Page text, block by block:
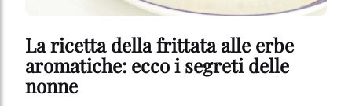
La ricetta della frittata alle erbe
aromatiche: ecco i segreti delle
nonne